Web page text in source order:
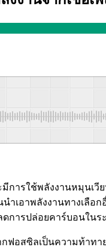
ารใช้พลังงานหมุนเวี
นำเอาพลังงานทางเ
ารปล่อยคาร์บอนในร
กฟอสซิลเป็นความท้